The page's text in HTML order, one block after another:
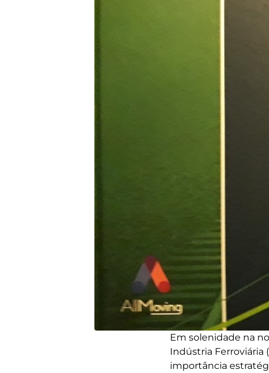
Em solenidade na
Indústria Ferroviária
importância